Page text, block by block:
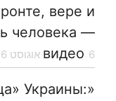
вере и
человека —
видео 6 אוגוסט 2026, 23:50,
Украины: